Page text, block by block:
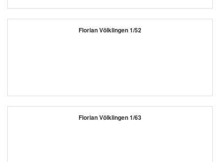
Florian Völklingen 1/52
Florian Völklingen 1/63